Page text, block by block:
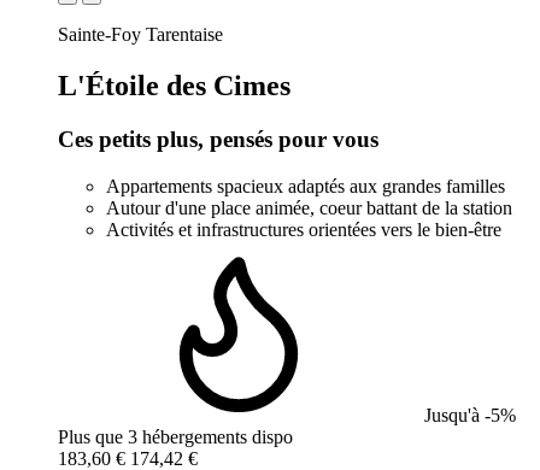
establishment.station_label:
Sainte-Foy Tarentaise
L'Étoile des Cimes
Ces petits plus, pensés pour vous
Appartements spacieux adaptés aux grandes familles
Autour d'une place animée, coeur battant de la station
Activités et infrastructures orientées vers le bien-être
Jusqu'à -5%
Plus que 3 hébergements dispo
183,60 € 174,42 €